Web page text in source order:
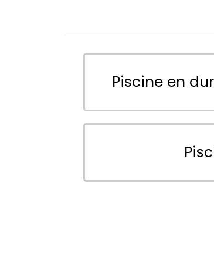
Piscine en